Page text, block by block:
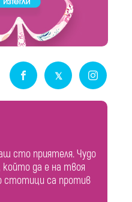
сто приятеля. Чудо
да е на твоя
стотици са против